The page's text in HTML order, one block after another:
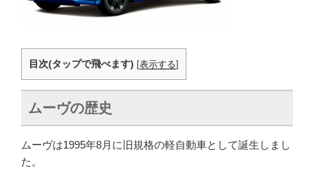
目次(タップで飛べます) [表示する]
ムーヴの歴史
ムーヴは1995年8月に旧規格の軽自動車として誕生しまし
た。